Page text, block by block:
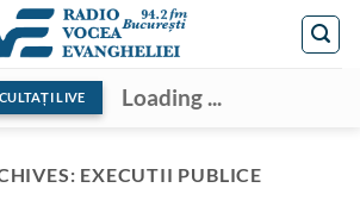
LIVE Loading ...
EXECUTII PUBLICE